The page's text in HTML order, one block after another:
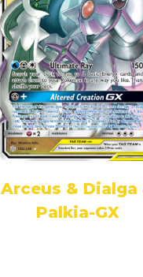
Arceus & Dialga
Palkia-GX